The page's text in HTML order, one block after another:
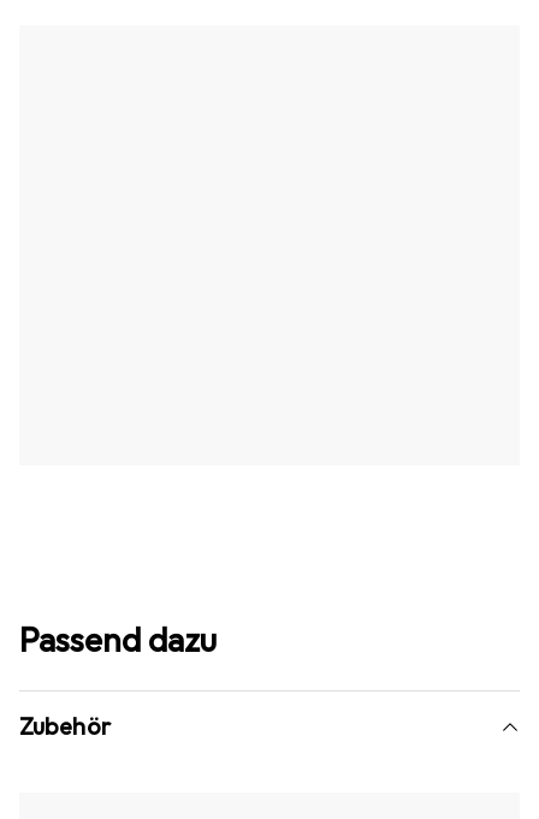
Passend dazu
Zubehör